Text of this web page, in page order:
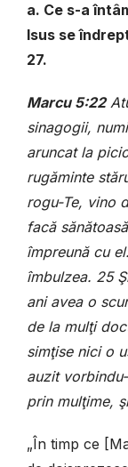
a. Ce s-a
Isus se
27.
Marcu 5:22
sinagogii,
aruncat la
rugăminte
rogu-Te, vino
facă
împreună cu
îmbulzea. 25
ani avea o
de la mulţi
simţise nici o
auzit
prin mulţime,
„În timp ce